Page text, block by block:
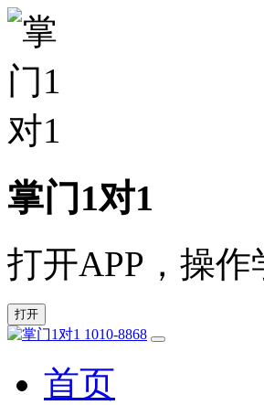
掌门1对1
打开APP，操
打开
1010-8868
首页